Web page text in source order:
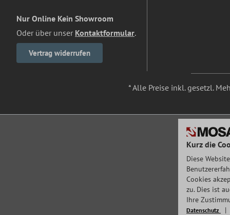
Nur Online Kein Showroom
Oder über unser Kontaktformular.
Vertrag widerrufen
* Alle Preise inkl. gesetzl.
Kurz die
Diese
Cookies
zu. Dies ist
Ihre
Datenschutz